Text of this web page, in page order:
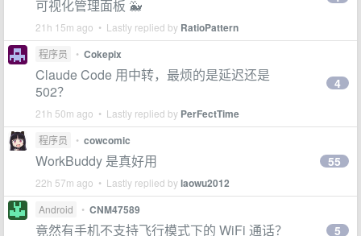
可视化管理面板 🐳
21h 15m ago • Lastly replied by RatioPattern
程序员 • Cokepix
Claude Code 用中转，最烦的是延迟还是
502？
21h 50m ago • Lastly replied by PerFectTime
4
程序员 • cowcomic
WorkBuddy 是真好用
22h 57m ago • Lastly replied bylaowu2012
55
Android • CNM47589
竟然有手机不支持飞行模式下的 WiFi 通话？ 5